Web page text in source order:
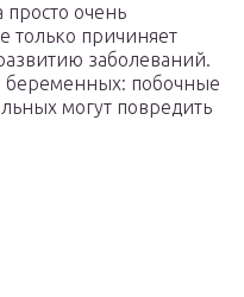
очень
только причиняет
заболеваний.
беременных: побочные
могут повредить